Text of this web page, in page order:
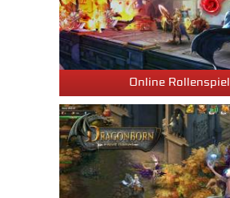
Online Rollenspiel